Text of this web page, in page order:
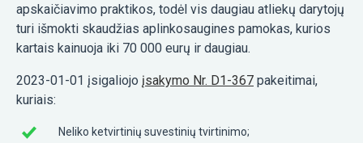
apskaičiavimo praktikos, todėl vis daugiau atliekų darytojų
turi išmokti skaudžias aplinkosaugines pamokas, kurios
kartais kainuoja iki 70 000 eurų ir daugiau.
2023-01-01 įsigaliojo įsakymo Nr. D1-367 pakeitimai,
kuriais:
Neliko ketvirtinių suvestinių tvirtinimo;